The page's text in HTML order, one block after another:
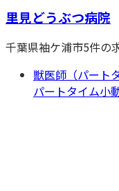
里見どうぶつ病院
千葉県袖ケ浦市5件の
獣医師（パート
パートタイム小